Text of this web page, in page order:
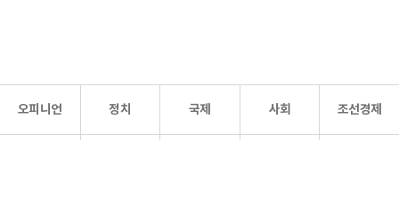
오피니언 정치 국제 사회 조선경제